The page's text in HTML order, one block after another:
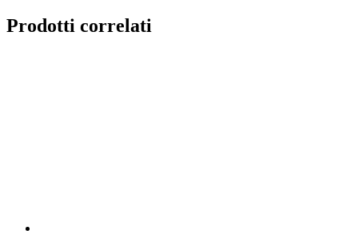
Prodotti correlati